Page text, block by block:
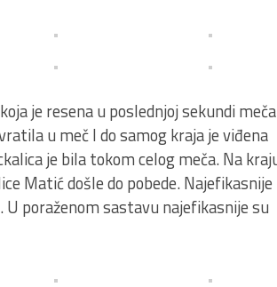
je resena u poslednjoj sekundi
u meč I do samog kraja je viđena
je bila tokom celog meča. Na
Matić došle do pobede. Najefikasnije
U poraženom sastavu najefikasnije su